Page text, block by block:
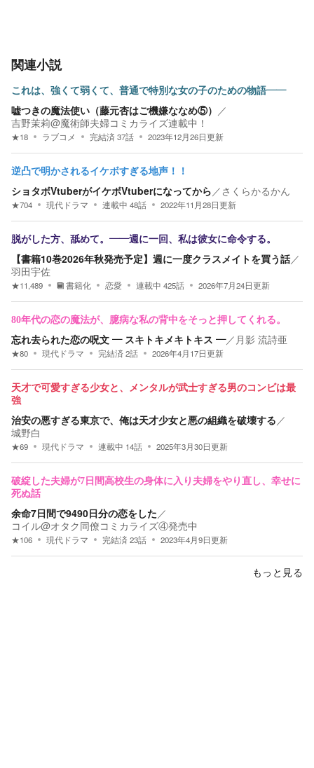
関連小説
これは、強くて弱くて、普通で特別な女の子のための物語――
嘘つきの魔法使い（藤元杏はご機嫌ななめ⑤） ／
吉野茉莉@魔術師夫婦コミカライズ連載中！
★18 ラブコメ 完結済37話 2023年12月26日更新
逆凸で明かされるイケボすぎる地声！！
ショタボVtuberがイケボVtuberになってから ／ さくらかるかん
★704 現代ドラマ 連載中 48話 2022年11月28日更新
脱がした方、舐めて。――週に一回、私は彼女に命令する。
【書籍10巻2026年秋発売予定】週に一度クラスメイトを買う話／
羽田宇佐
★11,489 書籍化 恋愛 連載中 425話 2026年7月24日更新
80年代の恋の魔法が、臆病な私の背中をそっと押してくれる。
忘れ去られた恋の呪文 ― スキトキメキトキス ―／ 月影 流詩亜
★80 現代ドラマ 完結済2話 2026年4月17日更新
天才で可愛すぎる少女と、メンタルが武士すぎる男のコンビは最
強
治安の悪すぎる東京で、俺は天才少女と悪の組織を破壊する ／
城野白
★69 現代ドラマ 連載中 14話 2025年3月30日更新
破綻した夫婦が7日間高校生の身体に入り夫婦をやり直し、幸せに
死ぬ話
余命7日間で9490日分の恋をした ／
コイル@オタク同僚コミカライズ④発売中
★106 現代ドラマ 完結済23話 2023年4月9日更新
もっと見る